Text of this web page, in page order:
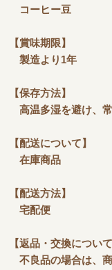
コーヒー豆
【賞味期限】
製造より1年
【保存方法】
高温多湿を避け、
【配送について】
在庫商品
【配送方法】
宅配便
【返品・交換について
不良品の場合は、